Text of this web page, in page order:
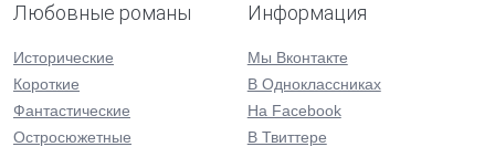
Любовные романы
Исторические
Короткие
Фантастические
Остросюжетные
Информация
Мы Вконтакте
В Одноклассниках
На Facebook
В Твиттере